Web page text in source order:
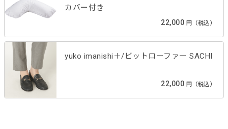
カバー付き
22,000 円（税込）
yuko imanishi＋/ビットローファー SACHI
22,000 円（税込）